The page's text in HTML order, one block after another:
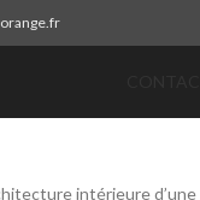
intérieure d’une